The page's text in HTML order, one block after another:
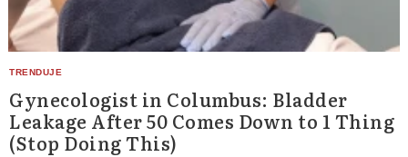
Gynecologist in Columbus: Bladder
Leakage After 50 Comes Down to 1 Thing
(Stop Doing This)